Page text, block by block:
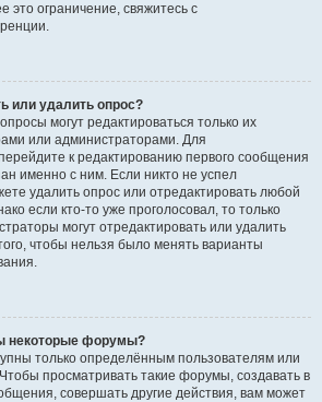
ограничение, свяжитесь с
или удалить опрос?
могут редактироваться только их
или администраторами. Для
к редактированию первого сообщения
именно с ним. Если никто не успел
удалить опрос или отредактировать любой
если кто-то уже проголосовал, то только
могут отредактировать или удалить
чтобы нельзя было менять варианты
некоторые форумы?
только определённым пользователям или
просматривать такие форумы, создавать в
совершать другие действия, вам может